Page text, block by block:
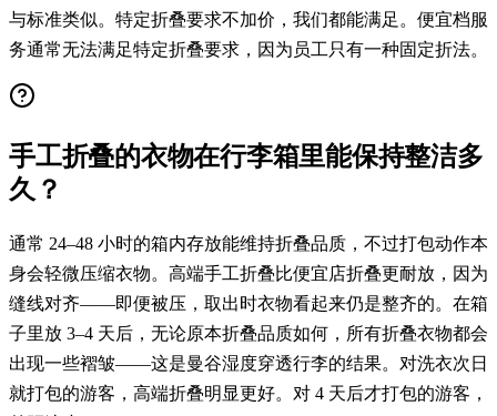
与标准类似。特定折叠要求不加价，我们都能满足。便宜档服
务通常无法满足特定折叠要求，因为员工只有一种固定折法。
手工折叠的衣物在行李箱里能保持整洁多
久？
通常 24–48 小时的箱内存放能维持折叠品质，不过打包动作本
身会轻微压缩衣物。高端手工折叠比便宜店折叠更耐放，因为
缝线对齐——即便被压，取出时衣物看起来仍是整齐的。在箱
子里放 3–4 天后，无论原本折叠品质如何，所有折叠衣物都会
出现一些褶皱——这是曼谷湿度穿透行李的结果。对洗衣次日
就打包的游客，高端折叠明显更好。对 4 天后才打包的游客，